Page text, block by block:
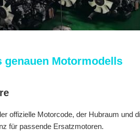
genauen Motormodells
offizielle Motorcode, der Hubraum und
für passende Ersatzmotoren.